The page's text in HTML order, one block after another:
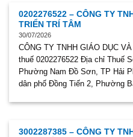
0202276522 – CÔNG TY
TRIỂN TRÍ TÂM
30/07/2026
CÔNG TY TNHH GIÁO DỤC
thuế 0202276522 Địa chỉ Thuế
Phường Nam Đồ Sơn, TP Hải
dân phố Đồng Tiến 2, Phường
3002287385 – CÔNG TY